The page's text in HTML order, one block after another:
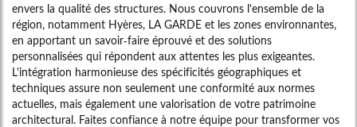
envers la qualité des structures. Nous couvrons l'ensemble de la
région, notamment Hyères, LA GARDE et les zones environnantes,
en apportant un savoir-faire éprouvé et des solutions
personnalisées qui répondent aux attentes les plus exigeantes.
L'intégration harmonieuse des spécificités géographiques et
techniques assure non seulement une conformité aux normes
actuelles, mais également une valorisation de votre patrimoine
architectural. Faites confiance à notre équipe pour transformer vos